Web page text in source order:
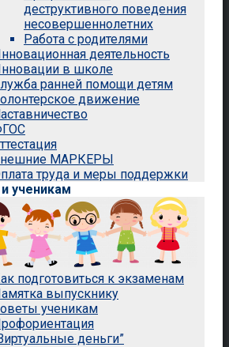
деструктивного поведения
несовершеннолетних
Работа с родителями
деятельность
в школе
ранней помощи детям
движение
МАРКЕРЫ
труда и меры поддержки
ученикам
подготовиться к экзаменам
выпускнику
ученикам
деньги”